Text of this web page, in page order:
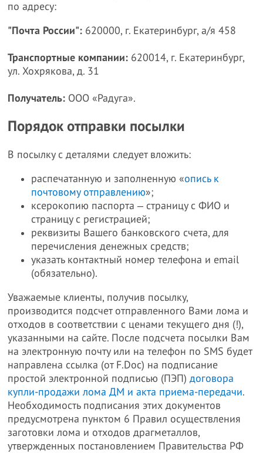
по адресу:
"Почта России": 620000, г. Екатеринбург, а/я 458
Транспортные компании: 620014, г. Екатеринбург,
ул. Хохрякова, д. 31
Получатель: ООО «Радуга».
Порядок отправки посылки
В посылку с деталями следует вложить:
распечатанную и заполненную «опись к
почтовому отправлению»;
ксерокопию паспорта ‒ страницу с ФИО и
страницу с регистрацией;
реквизиты Вашего банковского счета, для
перечисления денежных средств;
указать контактный номер телефона и email
(обязательно).
Уважаемые клиенты, получив посылку,
производится подсчет отправленного Вами лома и
отходов в соответствии с ценами текущего дня (!),
указанными на сайте. После подсчета посылки Вам
на электронную почту или на телефон по SMS будет
направлена ссылка (от F.Doc) на подписание
простой электронной подписью (ПЭП)договора
купли-продажи лома ДМ и акта приема-передачи.
Необходимость подписания этих документов
предусмотрена пунктом 6 Правил осуществления
заготовки лома и отходов драгметаллов,
утвержденных постановлением Правительства РФ